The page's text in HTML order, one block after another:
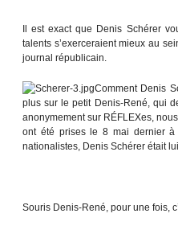
Il est exact que Denis Schérer
talents s’exerceraient mieux au
journal républicain.
Comment Denis
plus sur le petit Denis-René, qui
anonymement sur RÉFLEXes,
ont été prises le 8 mai dernier à
nationalistes, Denis Schérer était
Souris Denis-René, pour une fois,